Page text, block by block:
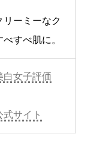
リーミーなク
すべ肌に。
女子評価
サイト